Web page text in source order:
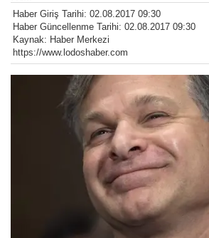
Haber Giriş Tarihi: 02.08.2017 09:30
Haber Güncellenme Tarihi: 02.08.2017 09:30
Kaynak: Haber Merkezi
https://www.lodoshaber.com